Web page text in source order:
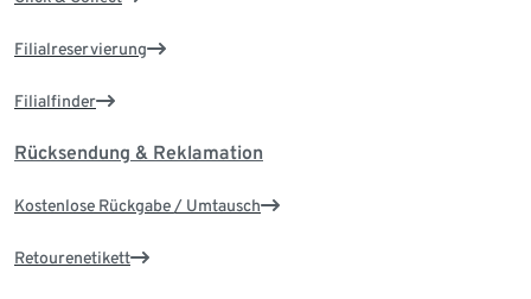
Filialreservierung
Filialfinder
Rücksendung & Reklamation
Kostenlose Rückgabe / Umtausch
Retourenetikett